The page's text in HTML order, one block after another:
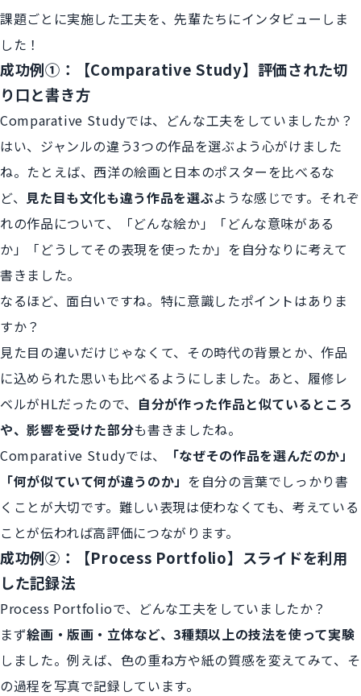
課題ごとに実施した工夫を、先輩たちにインタビューしま
した！
成功例①：【Comparative Study】評価された切
り口と書き方
Comparative Studyでは、どんな工夫をしていましたか？
はい、ジャンルの違う3つの作品を選ぶよう心がけました
ね。たとえば、西洋の絵画と日本のポスターを比べるな
ど、 見た目も文化も違う作品を選ぶような感じです。それぞ
れの作品について、「どんな絵か」「どんな意味がある
か」「どうしてその表現を使ったか」を自分なりに考えて
書きました。
なるほど、面白いですね。特に意識したポイントはありま
すか？
見た目の違いだけじゃなくて、その時代の背景とか、作品
に込められた思いも比べるようにしました。あと、履修レ
ベルがHLだったので、 自分が作った作品と似ているところ
や、影響を受けた部分も書きましたね。
Comparative Studyでは、
「なぜその作品を選んだのか」
「何が似ていて何が違うのか」 を自分の言葉でしっかり書
くことが大切です。難しい表現は使わなくても、考えている
ことが伝われば高評価につながります。
成功例②：【Process Portfolio】スライドを利用
した記録法
Process Portfolioで、どんな工夫をしていましたか？
まず絵画・版画・立体など、3種類以上の技法を使って実験
しました。例えば、色の重ね方や紙の質感を変えてみて、そ
の過程を写真で記録しています。